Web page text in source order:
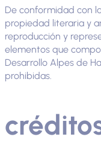
De conformidad con
propiedad literaria y
reproducción y
elementos que
Desarrollo Alpes de
prohibidas.